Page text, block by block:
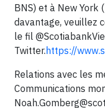
BNS) et à New York
davantage, veuillez
le fil
Twitter. https://
Relations avec les
Communications